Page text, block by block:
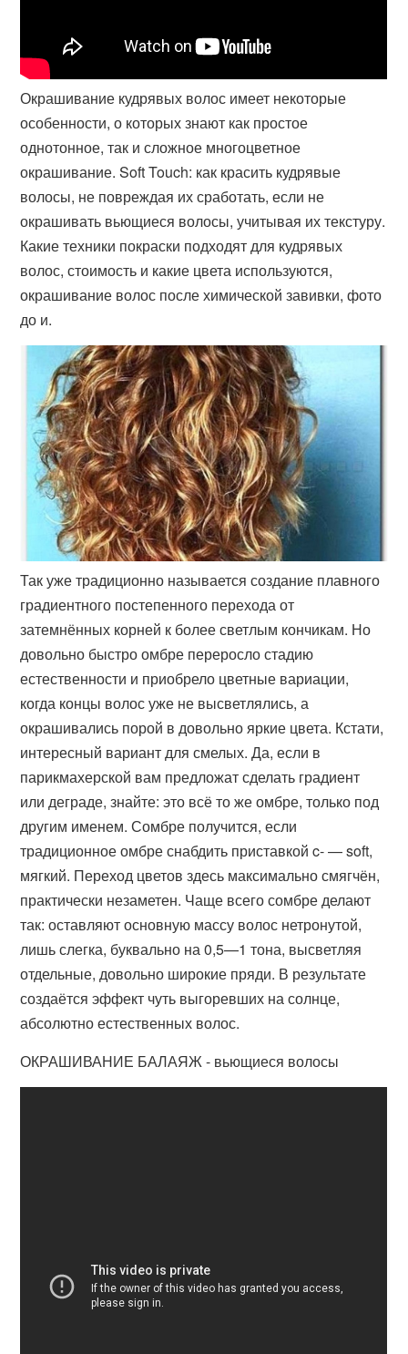
Окрашивание кудрявых волос имеет некоторые
особенности, о которых знают как простое
однотонное, так и сложное многоцветное
окрашивание. Soft Touch: как красить кудрявые
волосы, не повреждая их сработать, если не
окрашивать вьющиеся волосы, учитывая их текстуру.
Какие техники покраски подходят для кудрявых
волос, стоимость и какие цвета используются,
окрашивание волос после химической завивки, фото
до и.
Так уже традиционно называется создание плавного
градиентного постепенного перехода от
затемнённых корней к более светлым кончикам. Но
довольно быстро омбре переросло стадию
естественности и приобрело цветные вариации,
когда концы волос уже не высветлялись, а
окрашивались порой в довольно яркие цвета. Кстати,
интересный вариант для смелых. Да, если в
парикмахерской вам предложат сделать градиент
или деграде, знайте: это всё то же омбре, только под
другим именем. Сомбре получится, если
традиционное омбре снабдить приставкой c- — soft,
мягкий. Переход цветов здесь максимально смягчён,
практически незаметен. Чаще всего сомбре делают
так: оставляют основную массу волос нетронутой,
лишь слегка, буквально на 0,5—1 тона, высветляя
отдельные, довольно широкие пряди. В результате
создаётся эффект чуть выгоревших на солнце,
абсолютно естественных волос.
ОКРАШИВАНИЕ БАЛАЯЖ - вьющиеся волосы